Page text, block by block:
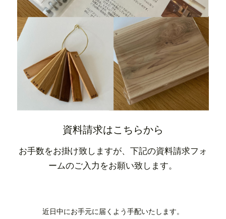
資料請求はこちらから
お手数をお掛け致しますが、下記の資料請求フォ
ームのご入力をお願い致します。
近日中にお手元に届くよう手配いたします。